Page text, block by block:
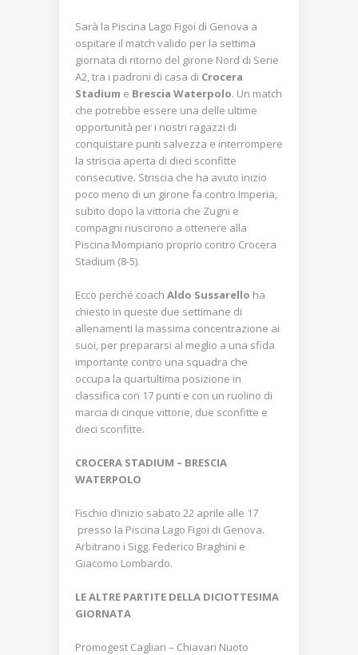
Sarà la Piscina Lago Figoi di Genova a
ospitare il match valido per la settima
giornata di ritorno del girone Nord di Serie
A2, tra i padroni di casa di Crocera
Stadium e Brescia Waterpolo. Un match
che potrebbe essere una delle ultime
opportunità per i nostri ragazzi di
conquistare punti salvezza e interrompere
la striscia aperta di dieci sconfitte
consecutive. Striscia che ha avuto inizio
poco meno di un girone fa contro Imperia,
subito dopo la vittoria che Zugni e
compagni riuscirono a ottenere alla
Piscina Mompiano proprio contro Crocera
Stadium (8-5).
Ecco perché coach Aldo Sussarello ha
chiesto in queste due settimane di
allenamenti la massima concentrazione ai
suoi, per prepararsi al meglio a una sfida
importante contro una squadra che
occupa la quartultima posizione in
classifica con 17 punti e con un ruolino di
marcia di cinque vittorie, due sconfitte e
dieci sconfitte.
CROCERA STADIUM – BRESCIA
WATERPOLO
Fischio d’inizio sabato 22 aprile alle 17
presso la Piscina Lago Figoi di Genova.
Arbitrano i Sigg. Federico Braghini e
Giacomo Lombardo.
LE ALTRE PARTITE DELLA DICIOTTESIMA
GIORNATA
Promogest Cagliari – Chiavari Nuoto